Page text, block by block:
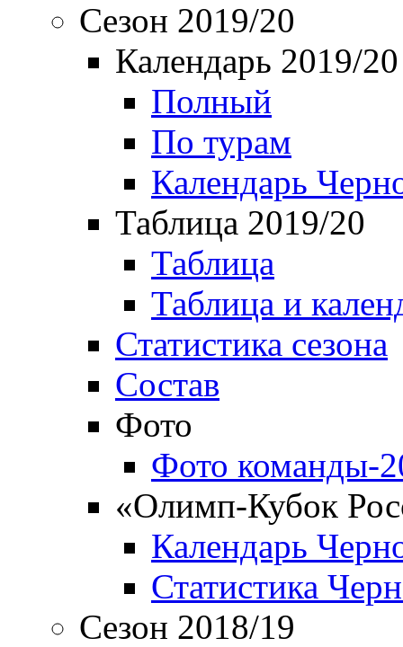
Сезон 2019/20
Календарь 2019/20
Полный
По турам
Календарь
Таблица 2019/20
Таблица
Таблица и
Статистика сезона
Состав
Фото
Фото команды-
«Олимп-Кубок
Календарь
Статистика
Сезон 2018/19